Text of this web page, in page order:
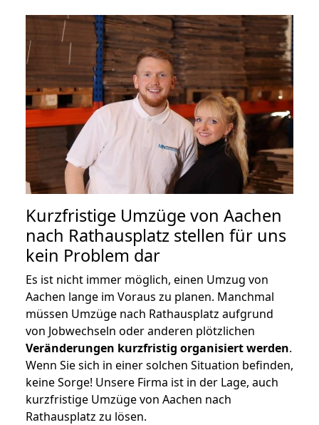
Kurzfristige Umzüge von Aachen
nach Rathausplatz stellen für uns
kein Problem dar
Es ist nicht immer möglich, einen Umzug von
Aachen lange im Voraus zu planen. Manchmal
müssen Umzüge nach Rathausplatz aufgrund
von Jobwechseln oder anderen plötzlichen
Veränderungen kurzfristig organisiert werden.
Wenn Sie sich in einer solchen Situation befinden,
keine Sorge! Unsere Firma ist in der Lage, auch
kurzfristige Umzüge von Aachen nach
Rathausplatz zu lösen.